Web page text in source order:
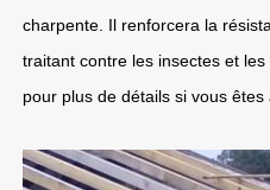
charpente. Il renforcera la
traitant contre les insectes et
pour plus de détails si vous êtes